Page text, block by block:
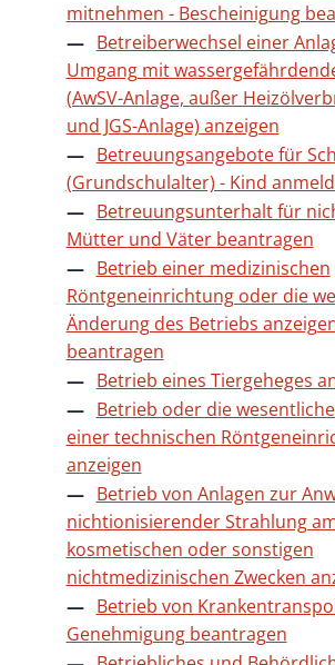
mitnehmen - Bescheinigung
Betreiberwechsel einer
Umgang mit
(AwSV-Anlage, außer
und JGS-Anlage) anzeigen
Betreuungsangebote für
(Grundschulalter) - Kind
Betreuungsunterhalt für
Mütter und Väter beantragen
Betrieb einer medizinischen
Röntgeneinrichtung oder die
Änderung des Betriebs
beantragen
Betrieb eines Tiergeheges
Betrieb oder die
einer technischen
anzeigen
Betrieb von Anlagen zur
nichtionisierender Strahlung
kosmetischen oder sonstigen
nichtmedizinischen Zwecken
Betrieb von
Genehmigung beantragen